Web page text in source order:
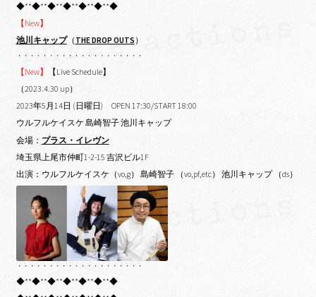
◆**◆**◆**◆**◆**◆**◆
【New】
池川キャップ（ THE DROP OUTS ）
・・・・・・・・・・・・・・・・・・・・
【New】
【Live Schedule】
（2023.4.30 up）
2023年5月14日 (日曜日) OPEN 17:30/START 18:00
ウルフルケイスケ 島崎智子 池川キャップ
会場： プラス・イレヴン
埼玉県上尾市仲町1-2-15 吉沢ビル1F
出演：ウルフルケイスケ（vo,g） 島崎智子 （vo,pf,etc） 池川キャップ （ds）
・・・・・・・・・・・・・・・・・・・・
◆**◆**◆**◆**◆**◆**◆